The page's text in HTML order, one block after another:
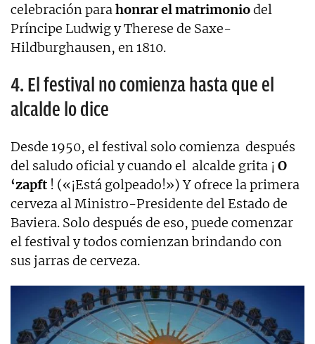
celebración parahonrar el matrimoniodel
Príncipe Ludwig y Therese de Saxe-
Hildburghausen, en 1810.
4. El festival no comienza hasta que el
alcalde lo dice
Desde 1950, el festival solo comienza después
del saludo oficial y cuando el alcalde grita ¡ O
‘zapft ! («¡Está golpeado!») Y ofrece la primera
cerveza al Ministro-Presidente del Estado de
Baviera. Solo después de eso, puede comenzar
el festival y todos comienzan brindando con
sus jarras de cerveza.